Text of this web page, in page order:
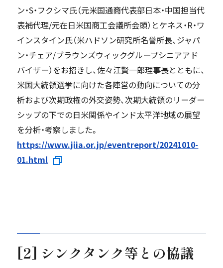
ン・S・フクシマ氏（元米国通商代表部日本・中国担当代
表補代理/元在日米国商工会議所会頭）とケネス・R・ワ
インスタイン氏（米ハドソン研究所名誉所長、ジャパ
ン・チェア/ブラウンズウィックグループシニアアド
バイザー）をお招きし、佐々江賢一郎理事長とともに、
米国大統領選挙に向けた各陣営の動向についての分
析および次期政権の外交姿勢、次期大統領のリーダー
シップの下での日米関係やインド太平洋地域の展望
を分析・考察しました。
https://www.jiia.or.jp/eventreport/20241010-
01.html
[2] シンクタンク等との協議